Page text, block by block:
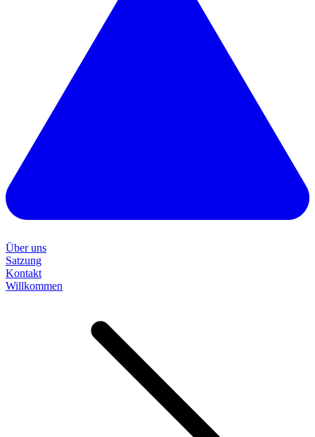
Über uns
Satzung
Kontakt
Willkommen